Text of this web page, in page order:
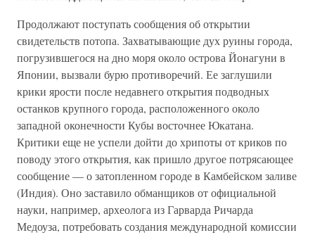
Продолжают поступать сообщения об открытии
свидетельств потопа. Захватывающие дух руины города,
погрузившегося на дно моря около острова Йонагуни в
Японии, вызвали бурю противоречий. Ее заглушили
крики ярости после недавнего открытия подводных
останков крупного города, расположенного около
западной оконечности Кубы восточнее Юкатана.
Критики еще не успели дойти до хрипоты от криков по
поводу этого открытия, как пришло другое потрясающее
сообщение — о затопленном городе в Камбейском заливе
(Индия). Оно заставило обманщиков от официальной
науки, например, археолога из Гарварда Ричарда
Медоуза, потребовать создания международной комиссии